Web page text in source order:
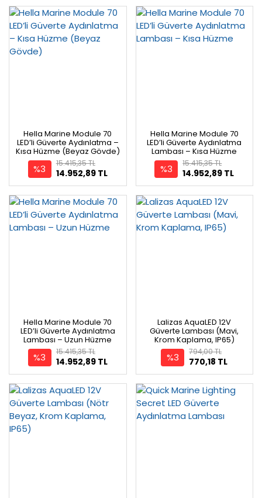
Hella Marine Module 70
LED’li Güverte Aydınlatma –
Kısa Hüzme (Beyaz Gövde)
%3 14.952,89 TL
15.415,35 TL
Hella Marine Module 70
LED’li Güverte Aydınlatma
Lambası – Kısa Hüzme
%3 14.952,89 TL
15.415,35 TL
Hella Marine Module 70
LED’li Güverte Aydınlatma
Lambası – Uzun Hüzme
%3 14.952,89 TL
15.415,35 TL
Lalizas AquaLED 12V
Güverte Lambası (Mavi,
Krom Kaplama, IP65)
%3 770,18 TL
794,00 TL